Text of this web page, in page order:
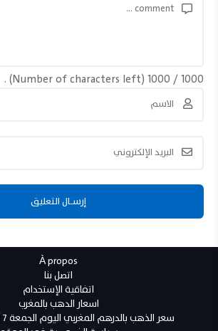
1000
/
1000
(Number of characters left) .
À propos
اتصل بنا
اتفاقية الإستخدام
اسعار الدهب بالمغرب
سعر الذهب بالدرهم المغربي اليوم الجمعة 7 أغسطس 2026